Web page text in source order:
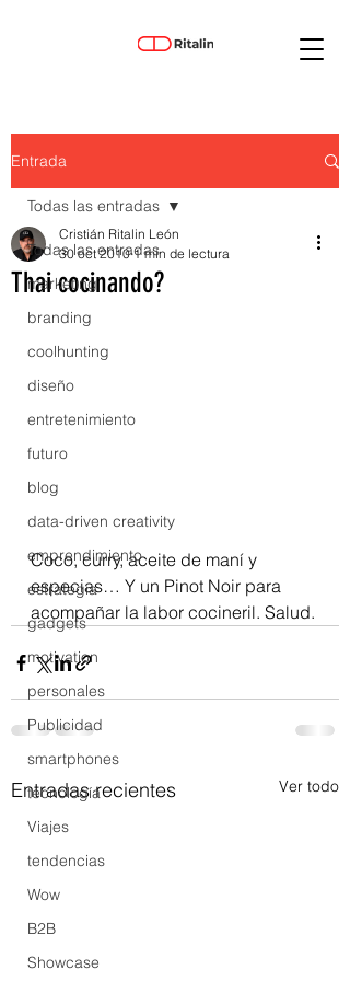
Entrada
Todas las entradas
marketing
branding
coolhunting
diseño
entretenimiento
futuro
blog
data-driven creativity
emprendimiento
estrategia
gadgets
motivation
personales
Publicidad
smartphones
tecnología
Viajes
tendencias
Wow
B2B
Showcase
Todas las entradas
Thai cocinando?
Cristián Ritalin León
30 oct 2010 1 min de lectura
Coco, curry, aceite de maní y
especias… Y un Pinot Noir para
acompañar la labor cocineril. Salud.
Entradas recientes Ver todo